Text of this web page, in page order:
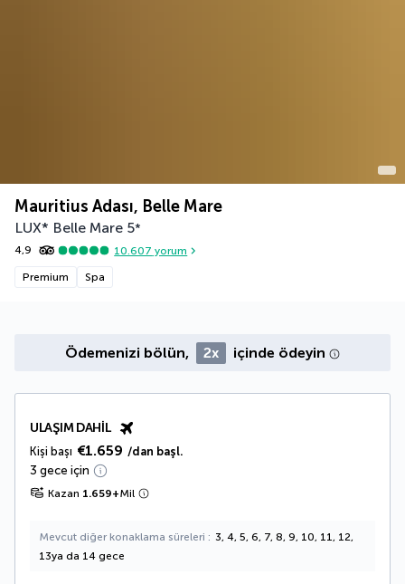
Mauritius Adası, Belle Mare
LUX* Belle Mare 5*
4,9 10.607 yorum
Premium Spa
Ödemenizi bölün, 2x içinde ödeyin
ULAŞIM DAHIL
Kişi başı €1.659 /dan başl.
3 gece için
Kazan 1.659+Mil
Mevcut diğer konaklama süreleri
3, 4, 5, 6, 7, 8, 9, 10, 11, 12,
13ya da 14 gece